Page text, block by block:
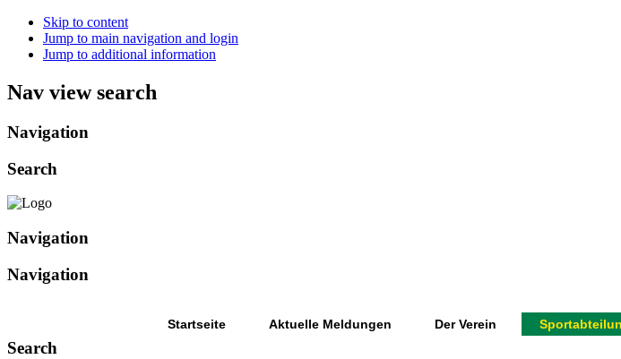
Skip to content
Jump to main navigation and login
Jump to additional information
Nav view search
Navigation
Search
Navigation
Navigation
Startseite Aktuelle Meldungen Der Verein
Search